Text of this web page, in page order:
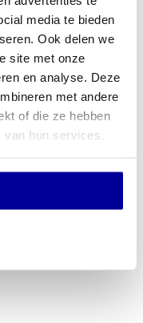
media te bieden
Ook delen we
site met onze
en analyse. Deze
met andere
of die ze hebben
van hun services.
ontvangen? Schrijf
uw email adres